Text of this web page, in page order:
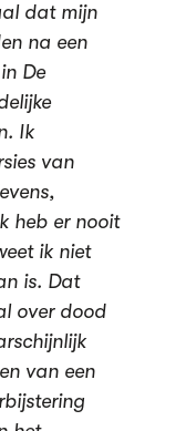
dat mijn
na een
De
Ik
van
heb er nooit
ik niet
is. Dat
over dood
van een